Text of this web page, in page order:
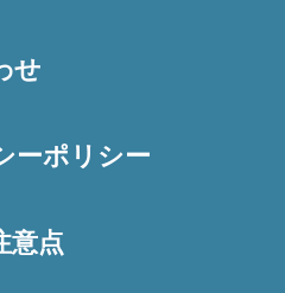
せ
ーポリシー
意点